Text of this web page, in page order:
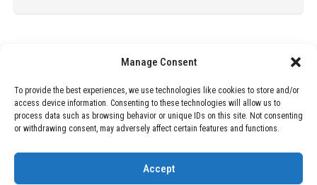
Manage Consent
To provide the best experiences, we use technologies like cookies to store and/or
access device information. Consenting to these technologies will allow us to
process data such as browsing behavior or unique IDs on this site. Not consenting
or withdrawing consent, may adversely affect certain features and functions.
Accept